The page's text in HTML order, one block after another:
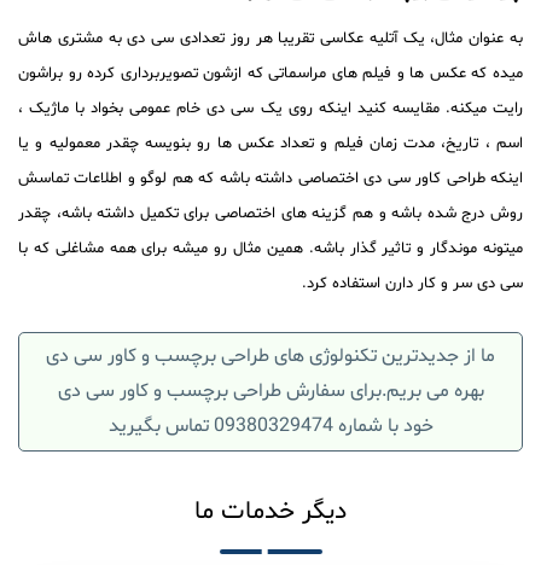
به عنوان مثال، یک آتلیه عکاسی تقریبا هر روز تعدادی سی دی به مشتری هاش
میده که عکس ها و فیلم های مراسماتی که ازشون تصویربرداری کرده رو براشون
رایت میکنه. مقایسه کنید اینکه روی یک سی دی خام عمومی بخواد با ماژیک ،
اسم ، تاریخ، مدت زمان فیلم و تعداد عکس ها رو بنویسه چقدر معمولیه و یا
اینکه طراحی کاور سی دی اختصاصی داشته باشه که هم لوگو و اطلاعات تماسش
روش درج شده باشه و هم گزینه های اختصاصی برای تکمیل داشته باشه، چقدر
میتونه موندگار و تاثیر گذار باشه. همین مثال رو میشه برای همه مشاغلی که با
سی دی سر و کار دارن استفاده کرد.
ما از جدیدترین تکنولوژی هایطراحی برچسب و کاور سی دی
بهره می بریم.برای سفارشطراحی برچسب و کاور سی دی
خود با شماره 09380329474 تماس بگیرید
دیگر خدمات ما